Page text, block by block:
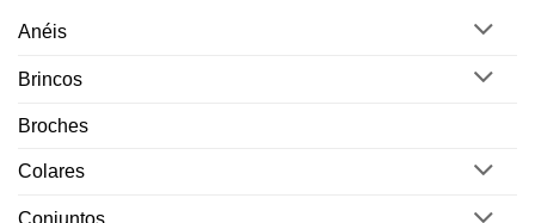
Anéis
Brincos
Broches
Colares